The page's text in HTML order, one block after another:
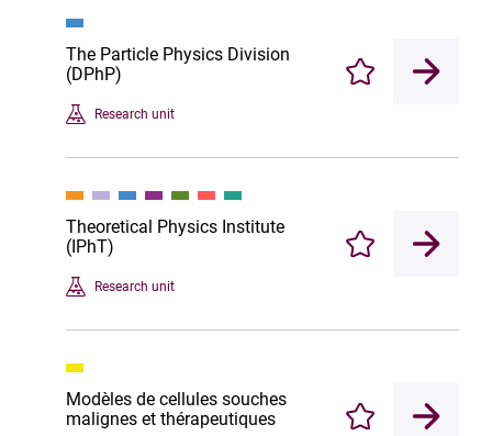
The Particle Physics Division
(DPhP)
Research unit
Enregistrer
Theoretical Physics Institute
(IPhT)
Research unit
Enregistrer
Modèles de cellules souches
malignes et thérapeutiques
Enregistrer